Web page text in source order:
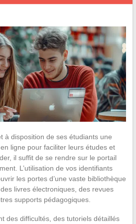
à disposition de ses étudiants une
ligne pour faciliter leurs études et
il suffit de se rendre sur le portail
L’utilisation de vos identifiants
les portes d’une vaste bibliothèque
livres électroniques, des revues
supports pédagogiques.
des difficultés, des tutoriels détaillés